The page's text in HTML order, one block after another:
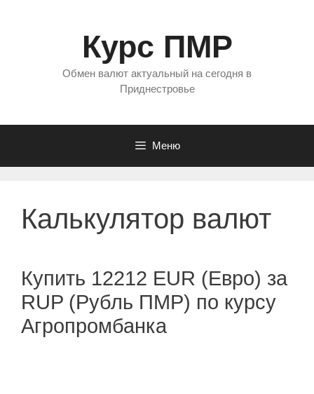
Курс ПМР
Обмен валют актуальный на сегодня в
Приднестровье
Меню
Калькулятор валют
Купить 12212 EUR (Евро) за
RUP (Рубль ПМР) по курсу
Агропромбанка